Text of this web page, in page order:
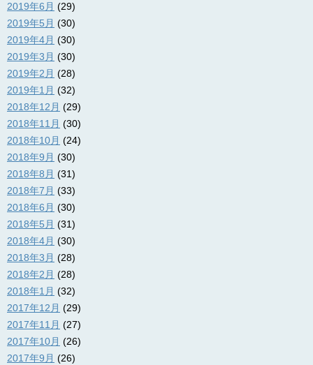
2019年6月 (29)
2019年5月 (30)
2019年4月 (30)
2019年3月 (30)
2019年2月 (28)
2019年1月 (32)
2018年12月 (29)
2018年11月 (30)
2018年10月 (24)
2018年9月 (30)
2018年8月 (31)
2018年7月 (33)
2018年6月 (30)
2018年5月 (31)
2018年4月 (30)
2018年3月 (28)
2018年2月 (28)
2018年1月 (32)
2017年12月 (29)
2017年11月 (27)
2017年10月 (26)
2017年9月 (26)